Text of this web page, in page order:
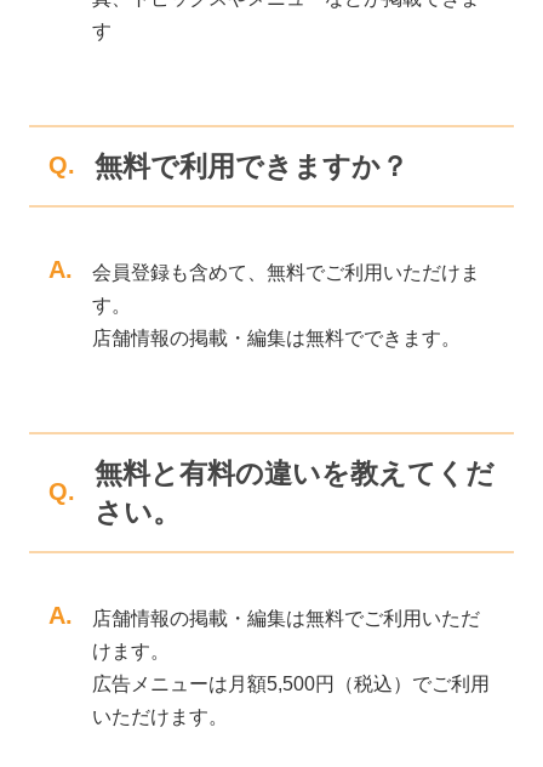
す
Q. 無料で利用できますか？
A.
会員登録も含めて、無料でご利用いただけま
す。
店舗情報の掲載・編集は無料でできます。
Q.
無料と有料の違いを教えてくだ
さい。
A.
店舗情報の掲載・編集は無料でご利用いただ
けます。
広告メニューは月額5,500円（税込）でご利用
いただけます。